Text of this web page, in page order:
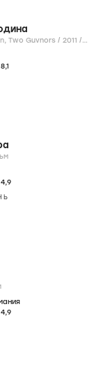
National Theatre Live: One Man, Two Guvnors / 2011 /
8,1
4,9
4,9